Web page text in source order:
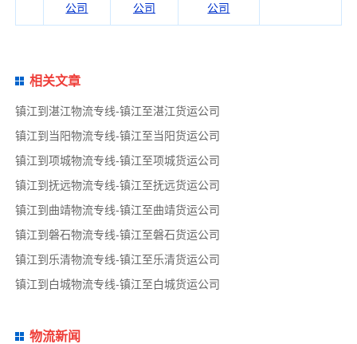
公司
公司
公司
相关文章
镇江到湛江物流专线-镇江至湛江货运公司
镇江到当阳物流专线-镇江至当阳货运公司
镇江到项城物流专线-镇江至项城货运公司
镇江到抚远物流专线-镇江至抚远货运公司
镇江到曲靖物流专线-镇江至曲靖货运公司
镇江到磐石物流专线-镇江至磐石货运公司
镇江到乐清物流专线-镇江至乐清货运公司
镇江到白城物流专线-镇江至白城货运公司
物流新闻